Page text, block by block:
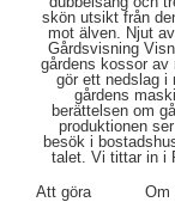
skön utsikt från
mot älven. Njut
Gårdsvisning
gårdens kossor av
gör ett nedslag i
gårdens
berättelsen om
produktionen
besök i
talet. Vi tittar in i
Att göra
Om